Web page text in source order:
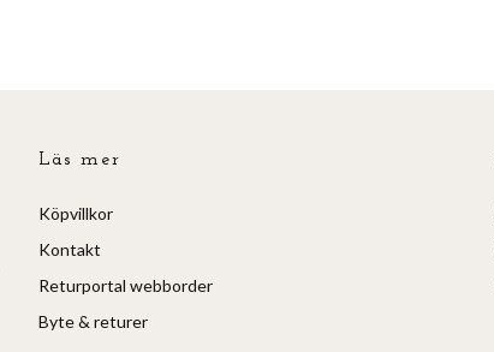
Läs mer
Köpvillkor
Kontakt
Returportal webborder
Byte & returer